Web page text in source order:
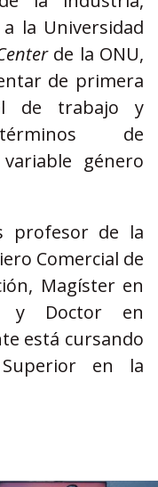
la Universidad
de la ONU,
de primera
de trabajo y
de
género
profesor de la
Comercial de
Magíster en
y Doctor en
está cursando
en la